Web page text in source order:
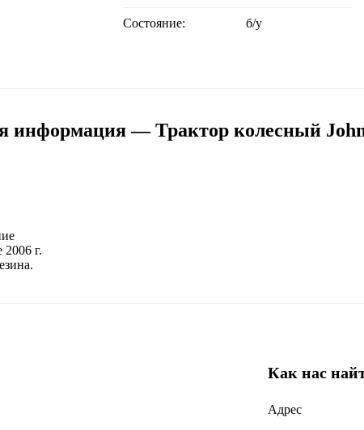
Состояние: б/у
информация — Трактор колесный
2006 г.
Как нас
Адрес